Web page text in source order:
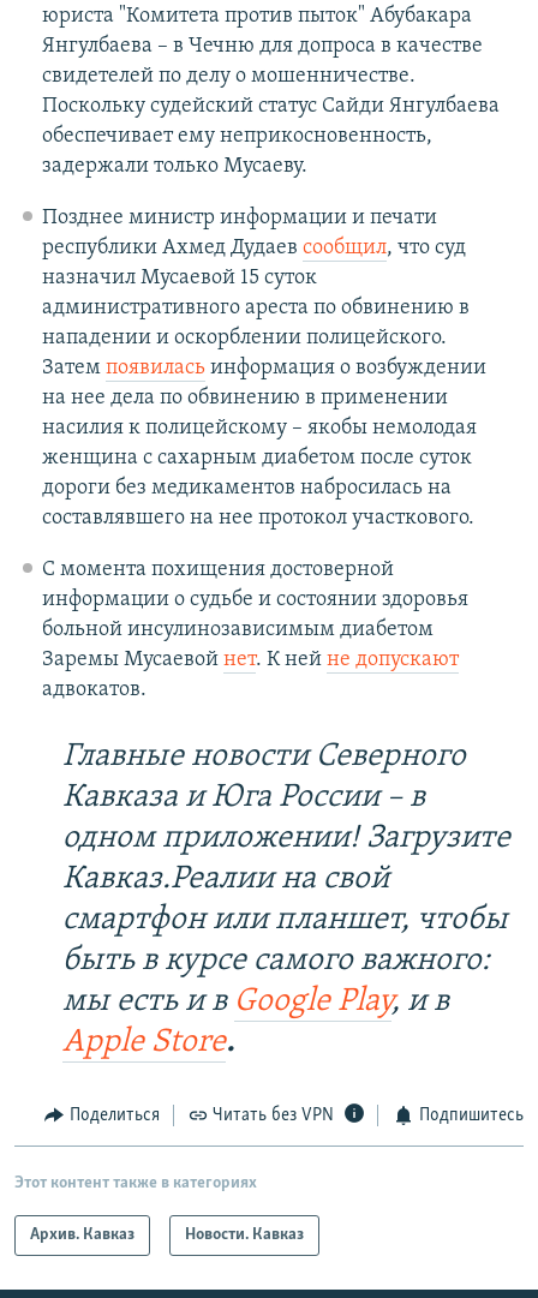
юриста "Комитета против пыток" Абубакара
Янгулбаева – в Чечню для допроса в качестве
свидетелей по делу о мошенничестве.
Поскольку судейский статус Сайди Янгулбаева
обеспечивает ему неприкосновенность,
задержали только Мусаеву.
Позднее министр информации и печати
республики Ахмед Дудаев сообщил, что суд
назначил Мусаевой 15 суток
административного ареста по обвинению в
нападении и оскорблении полицейского.
Затем появиласьинформация о возбуждении
на нее дела по обвинению в применении
насилия к полицейскому – якобы немолодая
женщина с сахарным диабетом после суток
дороги без медикаментов набросилась на
составлявшего на нее протокол участкового.
С момента похищения достоверной
информации о судьбе и состоянии здоровья
больной инсулинозависимым диабетом
Заремы Мусаевой нет. К ней не допускают
адвокатов.
Главные новости Северного
Кавказа и Юга России – в
одном приложении! Загрузите
Кавказ.Реалии на свой
смартфон или планшет, чтобы
быть в курсе самого важного:
мы есть и в Google Play, и в
Apple Store.
Поделиться Читать без VPN Подпишитесь
Этот контент также в категориях
Архив. Кавказ Новости. Кавказ